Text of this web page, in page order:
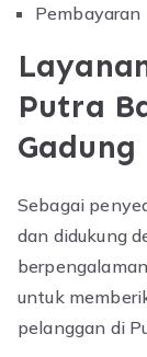
Putra
Gadung
Sebagai
dan didukung
untuk
pelanggan di